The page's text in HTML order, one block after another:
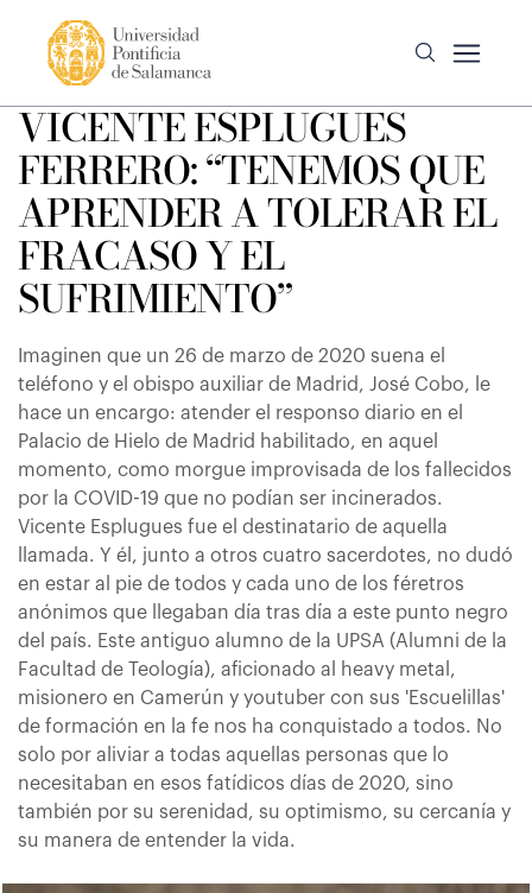
VICENTE ESPLUGUES
FERRERO: “TENEMOS QUE
APRENDER A TOLERAR EL
FRACASO Y EL
SUFRIMIENTO”
Imaginen que un 26 de marzo de 2020 suena el
teléfono y el obispo auxiliar de Madrid, José Cobo, le
hace un encargo: atender el responso diario en el
Palacio de Hielo de Madrid habilitado, en aquel
momento, como morgue improvisada de los fallecidos
por la COVID-19 que no podían ser incinerados.
Vicente Esplugues fue el destinatario de aquella
llamada. Y él, junto a otros cuatro sacerdotes, no dudó
en estar al pie de todos y cada uno de los féretros
anónimos que llegaban día tras día a este punto negro
del país. Este antiguo alumno de la UPSA (Alumni de la
Facultad de Teología), aficionado al heavy metal,
misionero en Camerún y youtuber con sus 'Escuelillas'
de formación en la fe nos ha conquistado a todos. No
solo por aliviar a todas aquellas personas que lo
necesitaban en esos fatídicos días de 2020, sino
también por su serenidad, su optimismo, su cercanía y
su manera de entender la vida.